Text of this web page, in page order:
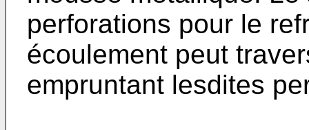
perforations pour le
écoulement peut
empruntant lesdites